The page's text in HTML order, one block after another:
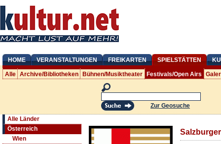
HOME VERANSTALTUNGEN FREIKARTEN SPIELSTÄTTEN
Alle Archive/Bibliotheken Bühnen/Musiktheater Festivals/Open Airs
Zur Geosuche
Alle Länder
Österreich
Wien